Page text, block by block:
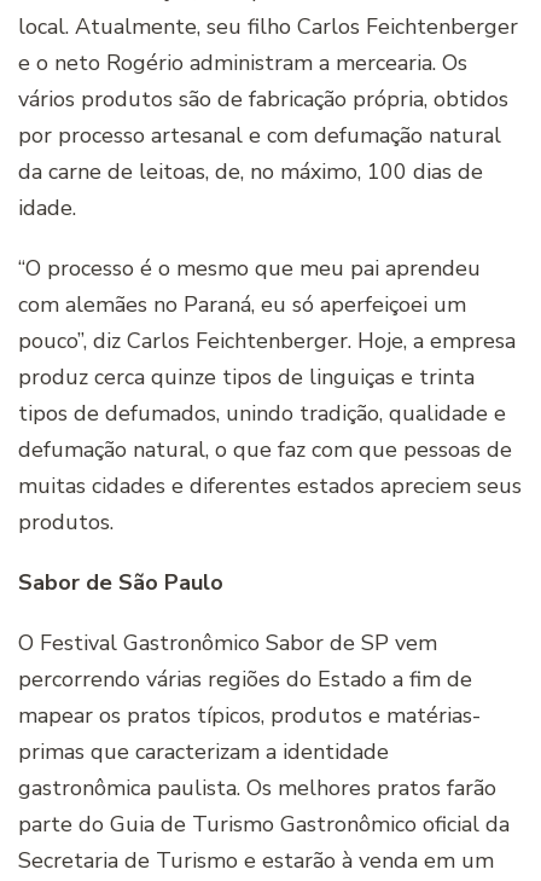
local. Atualmente, seu filho Carlos Feichtenberger
e o neto Rogério administram a mercearia. Os
vários produtos são de fabricação própria, obtidos
por processo artesanal e com defumação natural
da carne de leitoas, de, no máximo, 100 dias de
idade.
“O processo é o mesmo que meu pai aprendeu
com alemães no Paraná, eu só aperfeiçoei um
pouco”, diz Carlos Feichtenberger. Hoje, a empresa
produz cerca quinze tipos de linguiças e trinta
tipos de defumados, unindo tradição, qualidade e
defumação natural, o que faz com que pessoas de
muitas cidades e diferentes estados apreciem seus
produtos.
Sabor de São Paulo
O Festival Gastronômico Sabor de SP vem
percorrendo várias regiões do Estado a fim de
mapear os pratos típicos, produtos e matérias-
primas que caracterizam a identidade
gastronômica paulista. Os melhores pratos farão
parte do Guia de Turismo Gastronômico oficial da
Secretaria de Turismo e estarão à venda em um